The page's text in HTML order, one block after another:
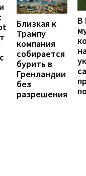
Близкая к
Трампу
компания
собирается
бурить в
Гренландии
без
разрешения
В